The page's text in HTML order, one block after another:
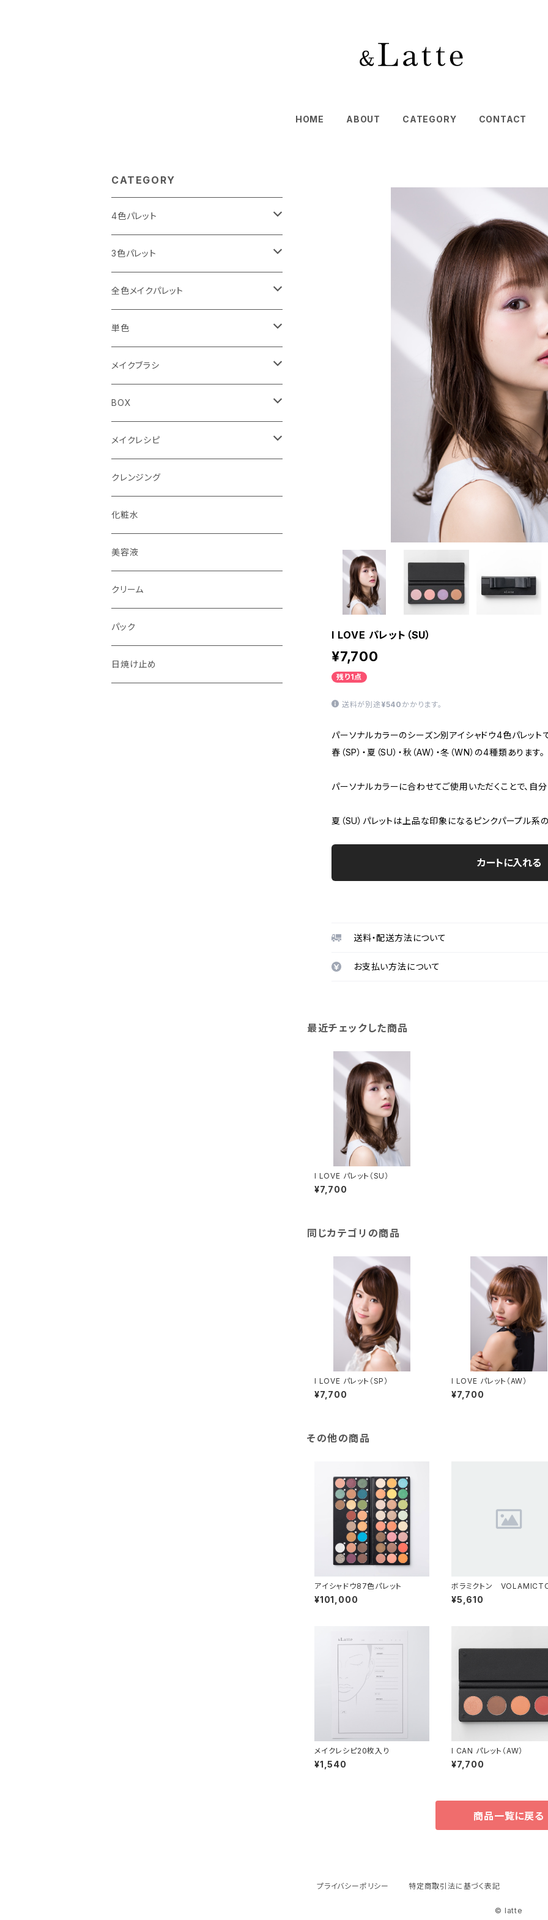
HOME ABOUT CATEGORY CONTACT
I LOVE パレット（SU）
¥7,700
残り1点
送料が別途 ¥540 かかります。
パーソナルカラーのシーズン別アイシャドウ4色パレット
春（SP）・夏（SU）・秋（AW）・冬（WN）の4種類あります。
パーソナルカラーに合わせてご使用いただくことで、自
夏（SU）パレットは上品な印象になるピンクパープル系の
カートに入れる
送料・配送方法について
お支払い方法について
最近チェックした商品
I LOVE パレット（SU）
¥7,700
同じカテゴリの商品
I LOVE パレット（SP）
¥7,700
I LOVE パレット（AW）
¥7,700
その他の商品
アイシャドウ87色パレット
¥101,000
ボラミクトン
日焼け止め 30ml
¥5,610
メイクレシピ20枚入り
¥1,540
I CAN パレット（AW）
¥7,700
商品一覧に戻る
CATEGORY
4色パレット
I LOVE パレット
Spring（春）
Summer（夏）
I CAN MAKE パレット
Spring（春）
Summer（夏）
アイシャドウ4色パレット
PK（ピンク）
BR（ブラウン）
4色パレット（ケース）
3色パレット
アイブロウ3色
YE（イエロー）
RD（レッド）
全色メイクパレット
アイシャドウ87色
リップ30色
単色
単色ケース付（オリジナルBOX付）
メイクブラシ
フェイスブラシ
チークブラシ
アイシャドウブラシ（M）
アイシャドウブラシ（S）
アイブロウブラシ
スクリューブラシ
コンシーラブラシ
リップブラシ
BOX
単色用BOX
4色パレット用BOX
全色メイクパレット用BOX
メイクレシピ
メイクレシピ20枚入り
メイクレシピ50枚入り
クレンジング
化粧水
美容液
クリーム
パック
日焼け止め
プライバシーポリシー 特定商取引法に基づく表記
© latte